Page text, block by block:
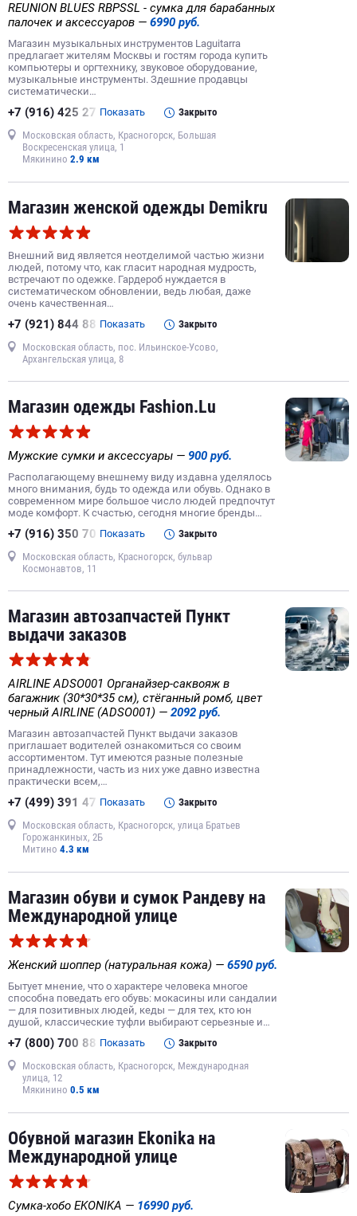
REUNION BLUES RBPSSL - сумка для барабанных
палочек и аксессуаров — 6990 руб.
Магазин музыкальных инструментов Laguitarra
предлагает жителям Москвы и гостям города купить
компьютеры и оргтехнику, звуковое оборудование,
музыкальные инструменты. Здешние продавцы
систематически…
+7 (916) 425 27 Показать Закрыто
Московская область, Красногорск, Большая
Воскресенская улица, 1
Мякинино 2.9 км
Магазин женской одежды Demikru
Внешний вид является неотделимой частью жизни
людей, потому что, как гласит народная мудрость,
встречают по одежке. Гардероб нуждается в
систематическом обновлении, ведь любая, даже
очень качественная…
+7 (921) 844 88 Показать Закрыто
Московская область, пос. Ильинское-Усово,
Архангельская улица, 8
Магазин одежды Fashion.Lu
Мужские сумки и аксессуары — 900 руб.
Располагающему внешнему виду издавна уделялось
много внимания, будь то одежда или обувь. Однако в
современном мире большое число людей предпочтут
моде комфорт. К счастью, сегодня многие бренды…
+7 (916) 350 70 Показать Закрыто
Московская область, Красногорск, бульвар
Космонавтов, 11
Магазин автозапчастей Пункт
выдачи заказов
AIRLINE ADSO001 Органайзер-саквояж в
багажник (30*30*35 см), стёганный ромб, цвет
черный AIRLINE (ADSO001) — 2092 руб.
Магазин автозапчастей Пункт выдачи заказов
приглашает водителей ознакомиться со своим
ассортиментом. Тут имеются разные полезные
принадлежности, часть из них уже давно известна
практически всем,…
+7 (499) 391 47 Показать Закрыто
Московская область, Красногорск, улица Братьев
Горожанкиных, 2Б
Митино 4.3 км
Магазин обуви и сумок Рандеву на
Международной улице
Женский шоппер (натуральная кожа) — 6590 руб.
Бытует мнение, что о характере человека многое
способна поведать его обувь: мокасины или сандалии
— для позитивных людей, кеды — для тех, кто юн
душой, классические туфли выбирают серьезные и…
+7 (800) 700 88 Показать Закрыто
Московская область, Красногорск, Международная
улица, 12
Мякинино 0.5 км
Обувной магазин Ekonika на
Международной улице
Сумка-хобо EKONIKA — 16990 руб.